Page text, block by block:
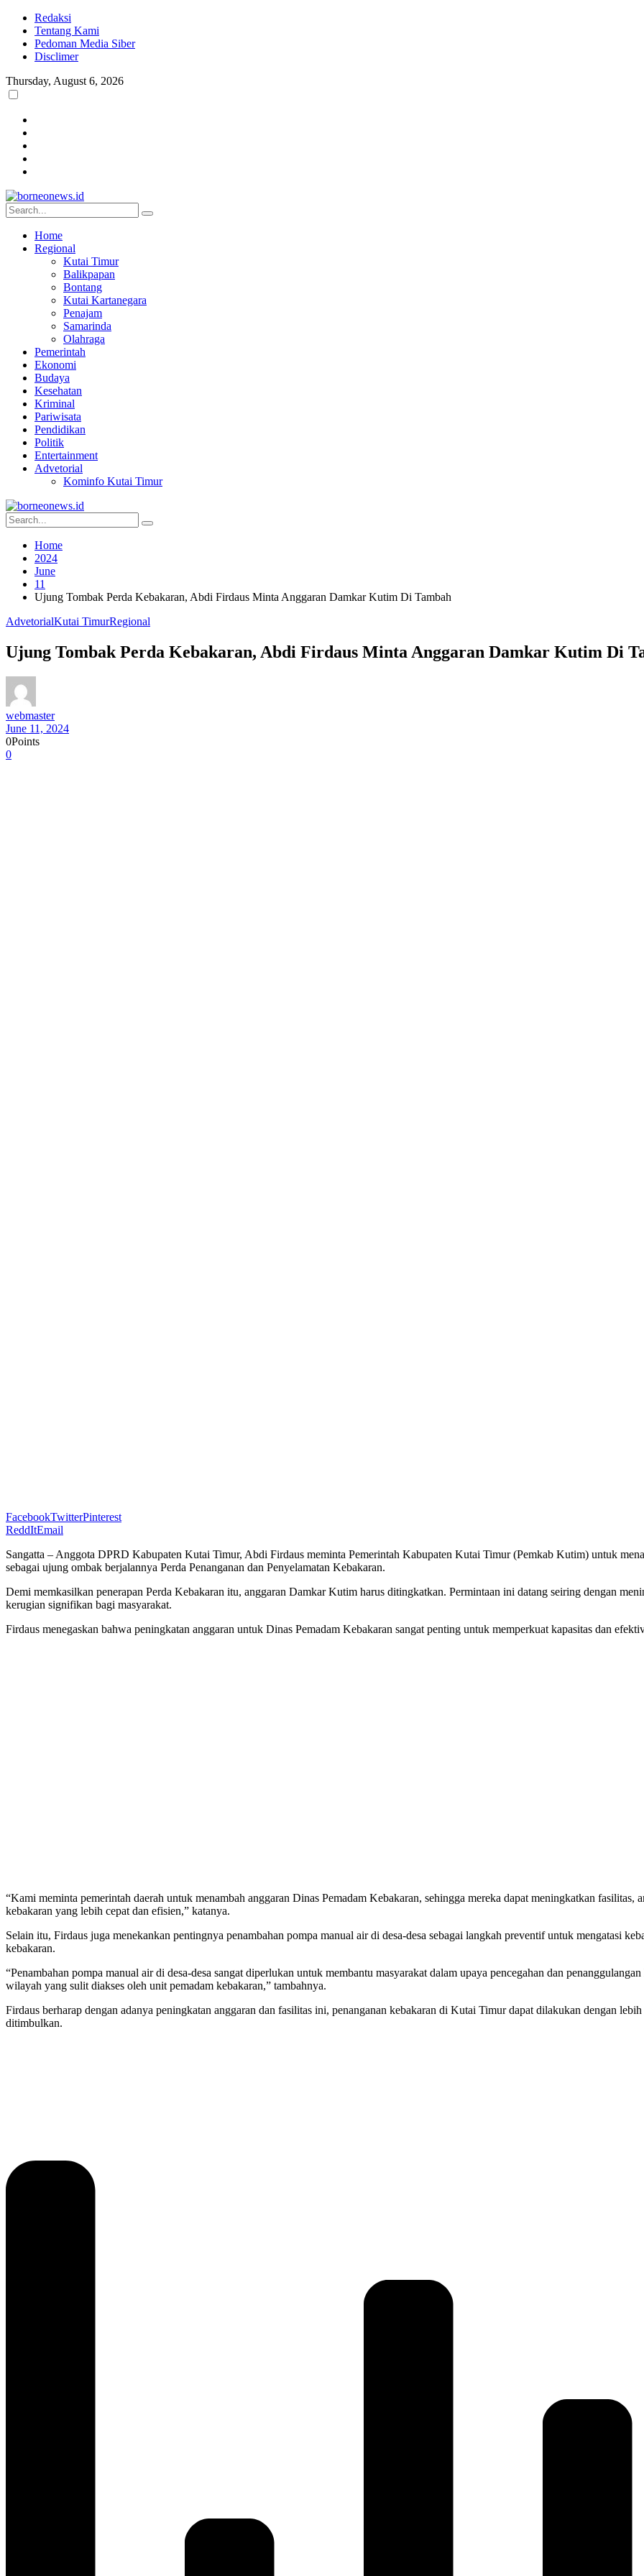
Redaksi
Tentang Kami
Pedoman Media Siber
Disclimer
Thursday, August 6, 2026
Home
Regional
Kutai Timur
Balikpapan
Bontang
Kutai Kartanegara
Penajam
Samarinda
Olahraga
Pemerintah
Ekonomi
Budaya
Kesehatan
Kriminal
Pariwisata
Pendidikan
Politik
Entertainment
Advetorial
Kominfo Kutai Timur
Home
2024
June
11
Ujung Tombak Perda Kebakaran, Abdi Firdaus Minta Anggaran Damkar Kutim Di Tambah
AdvetorialKutai TimurRegional
Ujung Tombak Perda Kebakaran, Abdi Firdaus Minta Anggaran Damkar Kutim Di
webmaster
June 11, 2024
0Points
0
FacebookTwitterPinterest
ReddItEmail
Sangatta – Anggota DPRD Kabupaten Kutai Timur, Abdi Firdaus meminta Pemerintah Kabupaten Kutai Timur (Pemkab Kutim) untuk
sebagai ujung ombak berjalannya Perda Penanganan dan Penyelamatan Kebakaran.
Demi memkasilkan penerapan Perda Kebakaran itu, anggaran Damkar Kutim harus ditingkatkan. Permintaan ini datang seiring dengan
kerugian signifikan bagi masyarakat.
Firdaus menegaskan bahwa peningkatan anggaran untuk Dinas Pemadam Kebakaran sangat penting untuk memperkuat kapasitas dan
“Kami meminta pemerintah daerah untuk menambah anggaran Dinas Pemadam Kebakaran, sehingga mereka dapat meningkatkan fasilitas,
kebakaran yang lebih cepat dan efisien,” katanya.
Selain itu, Firdaus juga menekankan pentingnya penambahan pompa manual air di desa-desa sebagai langkah preventif untuk mengatasi
kebakaran.
“Penambahan pompa manual air di desa-desa sangat diperlukan untuk membantu masyarakat dalam upaya pencegahan dan
wilayah yang sulit diakses oleh unit pemadam kebakaran,” tambahnya.
Firdaus berharap dengan adanya peningkatan anggaran dan fasilitas ini, penanganan kebakaran di Kutai Timur dapat dilakukan dengan
ditimbulkan.